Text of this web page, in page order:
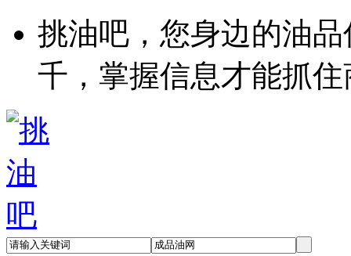
挑油吧，您身边的油
千，掌握信息才能抓